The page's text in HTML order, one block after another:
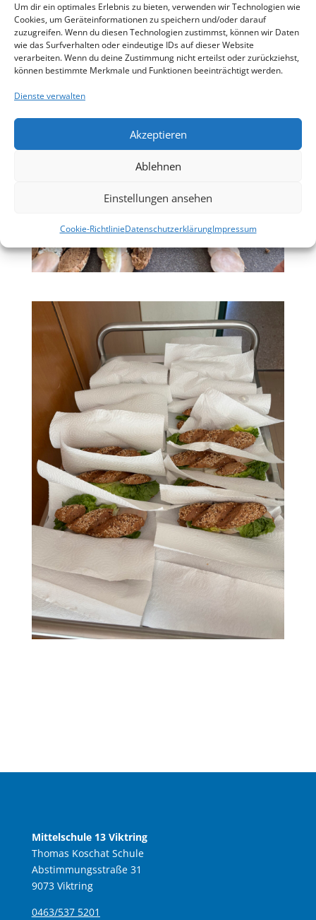
Um dir ein optimales Erlebnis zu bieten, verwenden wir Technologien wie
Cookies, um Geräteinformationen zu speichern und/oder darauf
zuzugreifen. Wenn du diesen Technologien zustimmst, können wir Daten
wie das Surfverhalten oder eindeutige IDs auf dieser Website
verarbeiten. Wenn du deine Zustimmung nicht erteilst oder zurückziehst,
können bestimmte Merkmale und Funktionen beeinträchtigt werden.
Dienste verwalten
Akzeptieren
Ablehnen
Einstellungen ansehen
Cookie-RichtlinieDatenschutzerklärungImpressum
Mittelschule 13 Viktring
Thomas Koschat Schule
Abstimmungsstraße 31
9073 Viktring
0463/537 5201